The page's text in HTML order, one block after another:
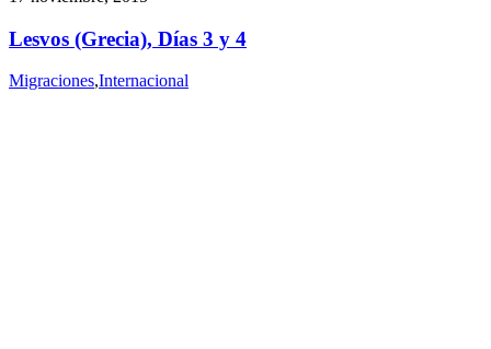
Lesvos (Grecia), Días 3 y 4
Migraciones,Internacional